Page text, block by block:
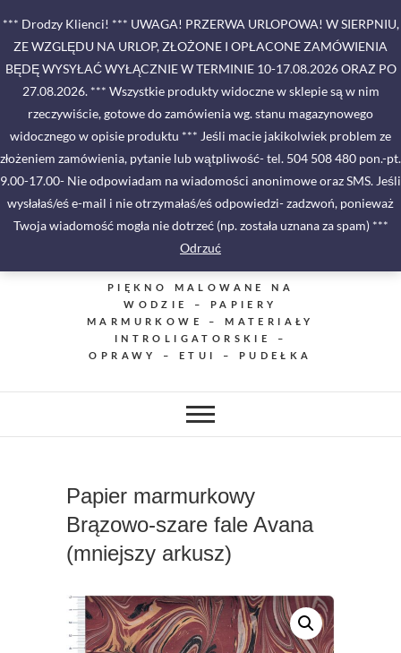
*** Drodzy Klienci! *** UWAGA! PRZERWA URLOPOWA! W SIERPNIU,
ZE WZGLĘDU NA URLOP, ZŁOŻONE I OPŁACONE ZAMÓWIENIA
BĘDĘ WYSYŁAĆ WYŁĄCZNIE W TERMINIE 10-17.08.2026 ORAZ PO
27.08.2026. *** Wszystkie produkty widoczne w sklepie są w nim
rzeczywiście, gotowe do zamówienia wg. stanu magazynowego
widocznego w opisie produktu *** Jeśli macie jakikolwiek problem ze
złożeniem zamówienia, pytanie lub wątpliwość- tel. 504 508 480 pon.-pt.
9.00-17.00- Nie odpowiadam na wiadomości anonimowe oraz SMS. Jeśli
wysłałaś/eś e-mail i nie otrzymałaś/eś odpowiedzi- zadzwoń, ponieważ
Twoja wiadomość mogła nie dotrzeć (np. została uznana za spam) ***
Odrzuć
content
PIĘKNO MALOWANE NA
WODZIE – PAPIERY
MARMURKOWE – MATERIAŁY
INTROLIGATORSKIE –
OPRAWY – ETUI – PUDEŁKA
Papier marmurkowy
Brązowo-szare fale Avana
(mniejszy arkusz)